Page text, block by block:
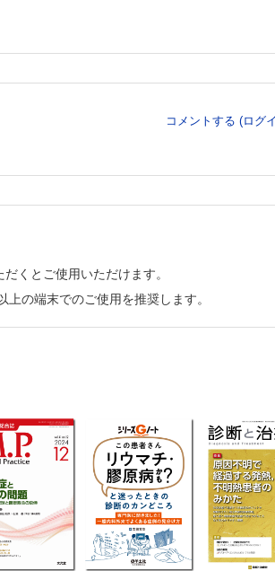
コメントする (ログ
くとご使用いただけます。
の端末でのご使用を推奨します。